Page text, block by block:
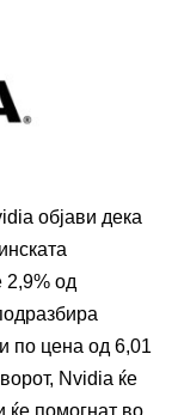
објави дека
2,9% од
по цена од 6,01
Nvidia ќе
ќе помогнат во